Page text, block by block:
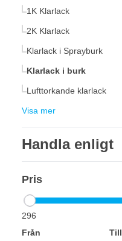
1K Klarlack
2K Klarlack
Klarlack i Sprayburk
Klarlack i burk
Lufttorkande klarlack
Visa mer
Handla enligt
Pris
296
Från
Till